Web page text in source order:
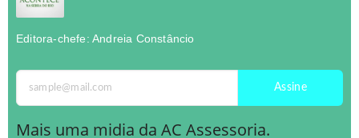
Editora-chefe: Andreia Constâncio
Assine
Mais uma midia da AC Assessoria.